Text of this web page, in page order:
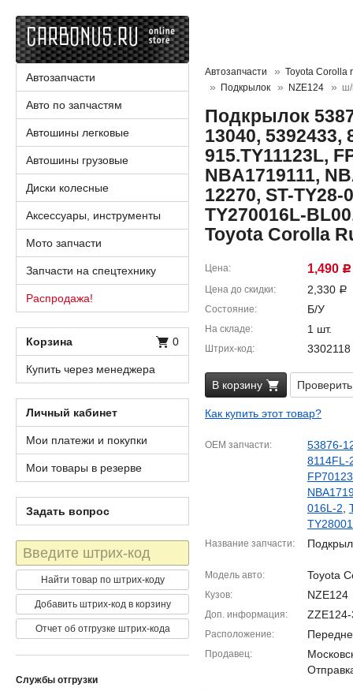
Автозапчасти
Toyota Corolla
Подкрылок
NZE124 ш/
Подкрылок
13040, 5392433,
915.TY11123L,
NBA1719111,
12270, ST-TY28-
TY270016L-
Toyota Corolla
Цена 1,490 Р
Цена до скидки 2,330 Р
Состояние Б/У
На складе 1 шт.
Штрих-код 3302118
В корзину
Как купить этот товар?
OEM запчасти
53876-
8114FL-
016L-2
Название запчасти
Модель авто Toyota
Кузов NZE124
Доп. информация
Расположение
Продавец
Автозапчасти
Авто по запчастям
Автошины легковые
Автошины грузовые
Диски колесные
Аксессуары, инструменты
Мото запчасти
Запчасти на спецтехнику
Распродажа!
Корзина 0
Купить через менеджера
Личный кабинет
Мои платежи и покупки
Мои товары в резерве
Задать вопрос
Штрих-
код
Найти товар по штрих-коду
Добавить штрих-код в корзину
Отчет об отгрузке штрих-кода
Службы отгрузки